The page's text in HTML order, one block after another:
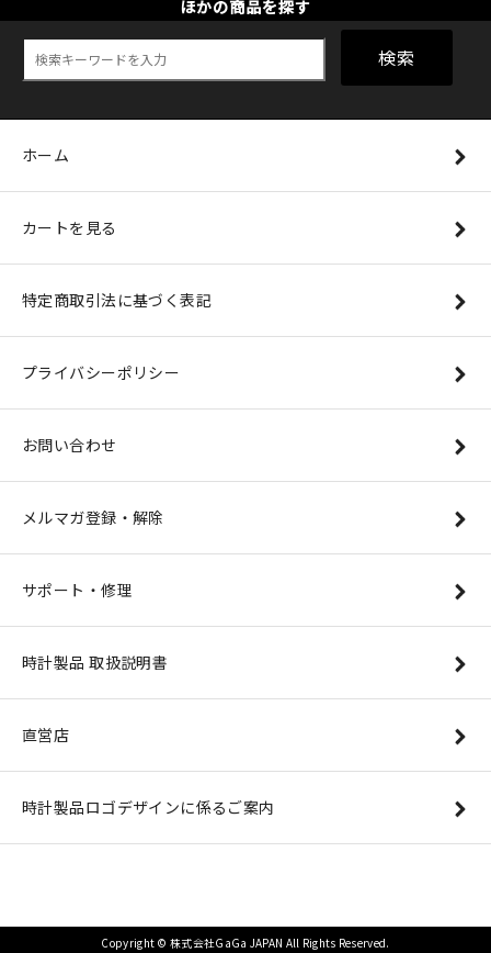
ほかの商品を探す
検索
ホーム
カートを見る
特定商取引法に基づく表記
プライバシーポリシー
お問い合わせ
メルマガ登録・解除
サポート・修理
時計製品 取扱説明書
直営店
時計製品ロゴデザインに係るご案内
Copyright © 株式会社GaGa JAPAN All Rights Reserved.